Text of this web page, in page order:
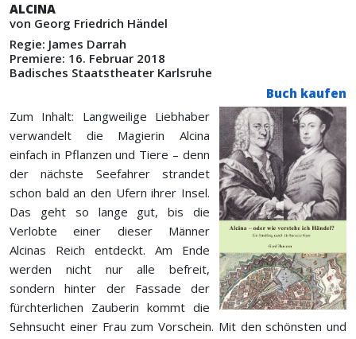
ALCINA
von Georg Friedrich Händel
Regie: James Darrah
Premiere: 16. Februar 2018
Badisches Staatstheater Karlsruhe
Buch kaufen
Zum Inhalt: Langweilige Liebhaber
verwandelt die Magierin Alcina
einfach in Pflanzen und Tiere – denn
der nächste Seefahrer strandet
schon bald an den Ufern ihrer Insel.
Das geht so lange gut, bis die
Verlobte einer dieser Männer
Alcinas Reich entdeckt. Am Ende
werden nicht nur alle befreit,
sondern hinter der Fassade der
fürchterlichen Zauberin kommt die
Sehnsucht einer Frau zum Vorschein. Mit den schönsten und